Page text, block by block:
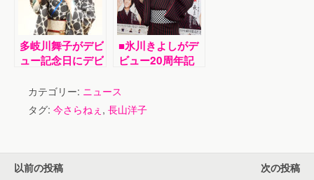
多岐川舞子がデビ
ュー記念日にデビ
＆新曲「晩夏の
岬」発売記念イベ
ント
■氷川きよしがデ
ビュー20周年記
上の船頭」発売記
念イベント。ファ
ン２０００人が大
カテゴリー: ニュース
タグ: 今さらねぇ , 長山洋子
以前の投稿 次の投稿